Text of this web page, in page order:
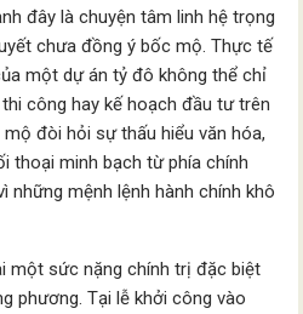
đây là chuyện tâm linh hệ trọng
chưa đồng ý bốc mộ. Thực tế
một dự án tỷ đô không thể chỉ
công hay kế hoạch đầu tư trên
đòi hỏi sự thấu hiểu văn hóa,
thoại minh bạch từ phía chính
những mệnh lệnh hành chính khô
một sức nặng chính trị đặc biệt
phương. Tại lễ khởi công vào